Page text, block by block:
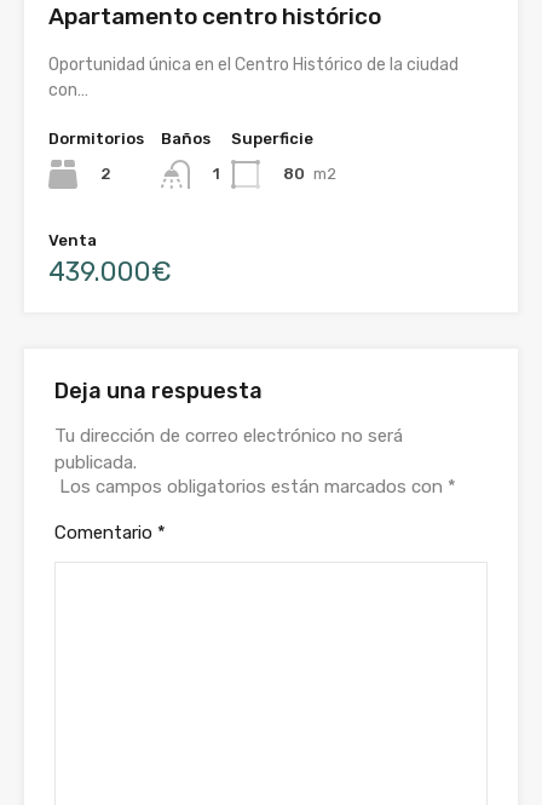
Apartamento centro histórico
Oportunidad única en el Centro Histórico de la ciudad
con…
Dormitorios
2
Baños
1
Superficie
80 m2
Venta
439.000€
Deja una respuesta
Tu dirección de correo electrónico no será
publicada.
Los campos obligatorios están marcados con *
Comentario *